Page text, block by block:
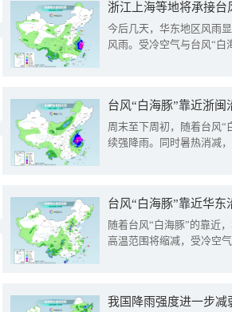
浙江上海等地将承接台
今后几天，华东地区风雨
风雨。受冷空气与台风“白
台风“白海豚”靠近浙
周末至下周初，随着台风“
续强降雨。同时暑热消减
台风“白海豚”靠近华
随着台风“白海豚”的靠近
高温范围将缩减，受冷空